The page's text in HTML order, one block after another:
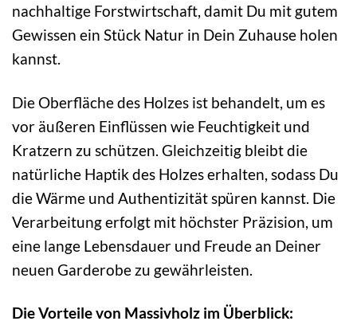
nachhaltige Forstwirtschaft, damit Du mit gutem
Gewissen ein Stück Natur in Dein Zuhause holen
kannst.
Die Oberfläche des Holzes ist behandelt, um es
vor äußeren Einflüssen wie Feuchtigkeit und
Kratzern zu schützen. Gleichzeitig bleibt die
natürliche Haptik des Holzes erhalten, sodass Du
die Wärme und Authentizität spüren kannst. Die
Verarbeitung erfolgt mit höchster Präzision, um
eine lange Lebensdauer und Freude an Deiner
neuen Garderobe zu gewährleisten.
Die Vorteile von Massivholz im Überblick: